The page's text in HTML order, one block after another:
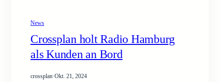
News
Crossplan holt Radio Hamburg
als Kunden an Bord
crossplan·Okt. 21, 2024